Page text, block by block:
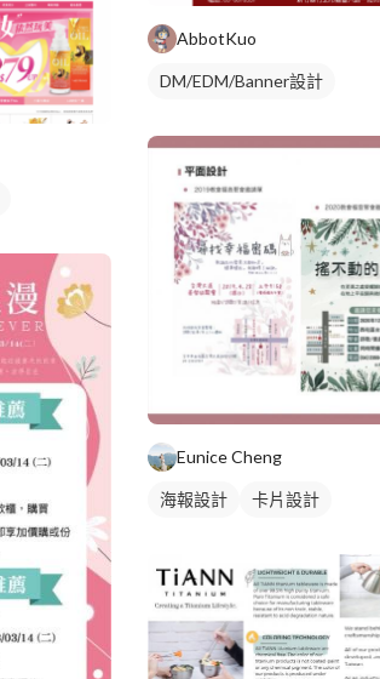
AbbotKuo
DM/EDM/Banner設計
Eunice Cheng
海報設計 卡片設計